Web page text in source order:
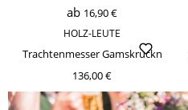
ab 16,90 €
HOLZ-LEUTE
Trachtenmesser Gamskruckn
136,00 €